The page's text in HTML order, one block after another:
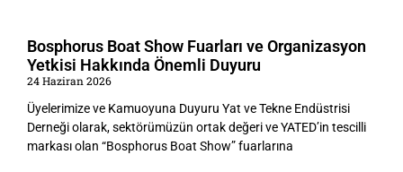
Bosphorus Boat Show Fuarları ve Organizasyon
Yetkisi Hakkında Önemli Duyuru
24 Haziran 2026
Üyelerimize ve Kamuoyuna Duyuru Yat ve Tekne Endüstrisi
Derneği olarak, sektörümüzün ortak değeri ve YATED’in tescilli
markası olan “Bosphorus Boat Show” fuarlarına